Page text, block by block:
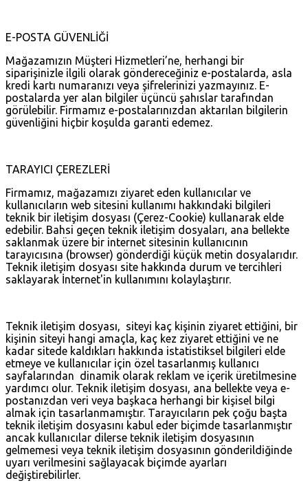
E-POSTA GÜVENLİĞİ
Mağazamızın Müşteri Hizmetleri’ne, herhangi bir
siparişinizle ilgili olarak göndereceğiniz e-postalarda, asla
kredi kartı numaranızı veya şifrelerinizi yazmayınız. E-
postalarda yer alan bilgiler üçüncü şahıslar tarafından
görülebilir. Firmamız e-postalarınızdan aktarılan bilgilerin
güvenliğini hiçbir koşulda garanti edemez.
TARAYICI ÇEREZLERİ
Firmamız, mağazamızı ziyaret eden kullanıcılar ve
kullanıcıların web sitesini kullanımı hakkındaki bilgileri
teknik bir iletişim dosyası (Çerez-Cookie) kullanarak elde
edebilir. Bahsi geçen teknik iletişim dosyaları, ana bellekte
saklanmak üzere bir internet sitesinin kullanıcının
tarayıcısına (browser) gönderdiği küçük metin dosyalarıdır.
Teknik iletişim dosyası site hakkında durum ve tercihleri
saklayarak İnternet'in kullanımını kolaylaştırır.
Teknik iletişim dosyası, siteyi kaç kişinin ziyaret ettiğini, bir
kişinin siteyi hangi amaçla, kaç kez ziyaret ettiğini ve ne
kadar sitede kaldıkları hakkında istatistiksel bilgileri elde
etmeye ve kullanıcılar için özel tasarlanmış kullanıcı
sayfalarından dinamik olarak reklam ve içerik üretilmesine
yardımcı olur. Teknik iletişim dosyası, ana bellekte veya e-
postanızdan veri veya başkaca herhangi bir kişisel bilgi
almak için tasarlanmamıştır. Tarayıcıların pek çoğu başta
teknik iletişim dosyasını kabul eder biçimde tasarlanmıştır
ancak kullanıcılar dilerse teknik iletişim dosyasının
gelmemesi veya teknik iletişim dosyasının gönderildiğinde
uyarı verilmesini sağlayacak biçimde ayarları
değiştirebilirler.